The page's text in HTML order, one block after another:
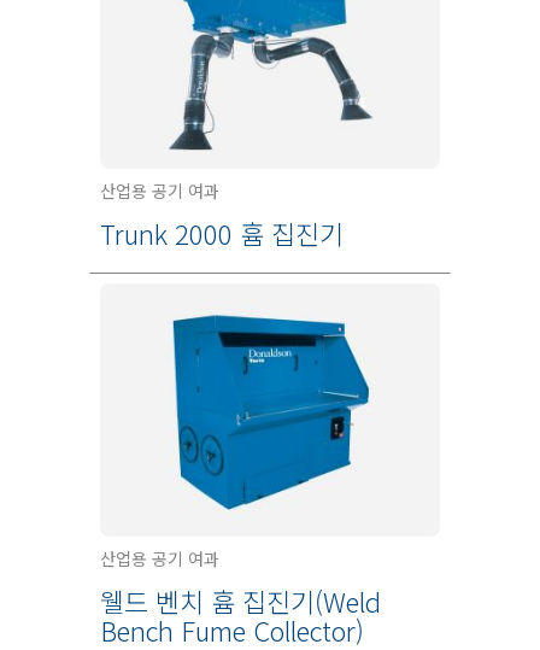
산업용 공기 여과
Trunk 2000 흄 집진기
산업용 공기 여과
웰드 벤치 흄 집진기(Weld
Bench Fume Collector)